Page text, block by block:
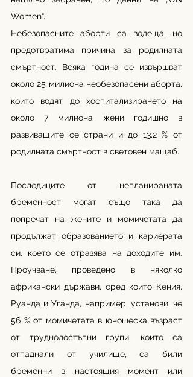
Women“.
Небезопасните аборти са водеща, но
предотвратима причина за родилната
смъртност. Всяка година се извършват
около 25 милиона необезопасени аборта,
които водят до хоспитализирането на
около 7 милиона жени годишно в
развиващите се страни и до 13,2 % от
родилната смъртност в световен мащаб.
Последиците от непланираната
бременност могат също така да
попречат на жените и момичетата да
продължат образованието и кариерата
си, което се отразява на доходите им.
Проучване, проведено в няколко
африкански държави, сред които Кения,
Руанда и Уганда, например, установи, че
56 % от момичетата в юношеска възраст
от труднодостъпни групи, които са
отпаднали от училище, са били
бременни в настоящия момент или